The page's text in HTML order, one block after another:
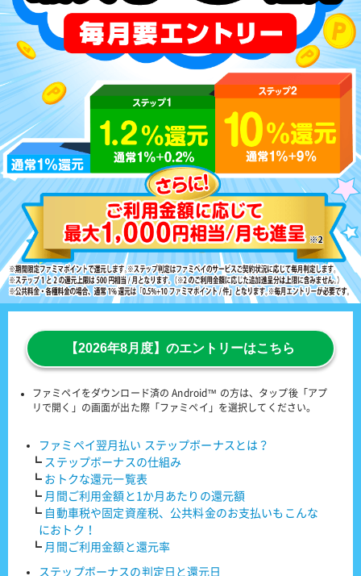
【2026年8月度】のエントリーはこちら
ファミペイをダウンロード済の Android™ の方は、タップ後「アプ
リで開く」の画面が出た際「ファミペイ」を選択してください。
ファミペイ翌月払い ステップボーナスとは？
┗ ステップボーナスの仕組み
┗ おトクな還元一覧表
┗ 月間ご利用金額と1か月あたりの還元額
┗ 自動車税や固定資産税、公共料金のお支払いもこんな
におトク！
┗ 月間ご利用金額と還元率
ステップボーナスの判定日と還元日